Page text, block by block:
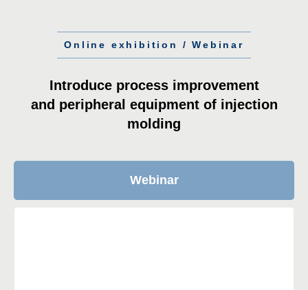
Online exhibition / Webinar
Introduce process improvement
and peripheral equipment of injection
molding
Webinar